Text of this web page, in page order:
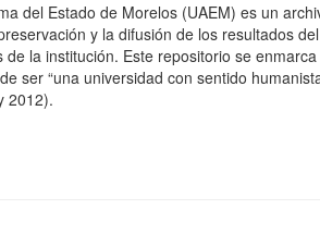
del Estado de Morelos (UAEM) es un
y la difusión de los resultados
la institución. Este repositorio se
ser “una universidad con sentido
2012).